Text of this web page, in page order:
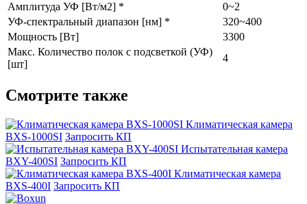
Амплитуда УФ [Вт/м2] *
0~2
УФ-спектральный диапазон [нм] *
320~400
Мощность [Вт]
3300
Макс. Количество полок с подсветкой (УФ)
[шт]
4
Смотрите также
Климатическая камера
BXS-1000SI Запросить КП
Испытательная камера
BXY-400SI Запросить КП
Климатическая камера
BXS-400I Запросить КП